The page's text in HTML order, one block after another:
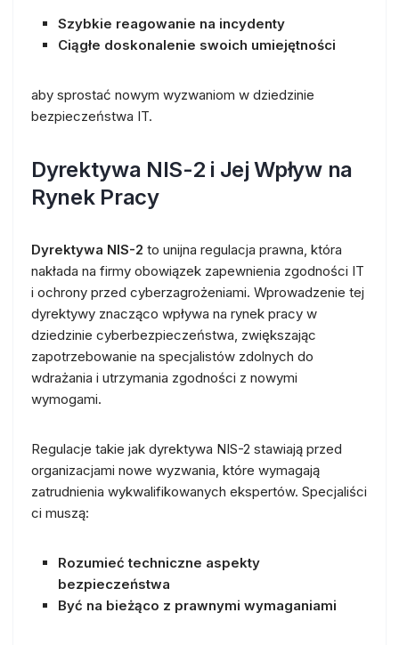
Szybkie reagowanie na incydenty
Ciągłe doskonalenie swoich umiejętności
aby sprostać nowym wyzwaniom w dziedzinie
bezpieczeństwa IT.
Dyrektywa NIS-2 i Jej Wpływ na
Rynek Pracy
Dyrektywa NIS-2 to unijna regulacja prawna, która
nakłada na firmy obowiązek zapewnienia zgodności IT
i ochrony przed cyberzagrożeniami. Wprowadzenie tej
dyrektywy znacząco wpływa na rynek pracy w
dziedzinie cyberbezpieczeństwa, zwiększając
zapotrzebowanie na specjalistów zdolnych do
wdrażania i utrzymania zgodności z nowymi
wymogami.
Regulacje takie jak dyrektywa NIS-2 stawiają przed
organizacjami nowe wyzwania, które wymagają
zatrudnienia wykwalifikowanych ekspertów. Specjaliści
ci muszą:
Rozumieć techniczne aspekty
bezpieczeństwa
Być na bieżąco z prawnymi wymaganiami